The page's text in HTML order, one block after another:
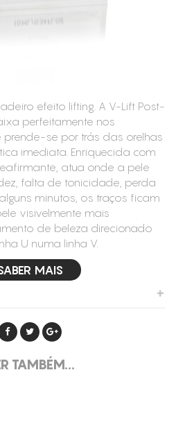
efeito lifting. A V-Lift Post-
perfeitamente nos
se por trás das orelhas
imediata. Enriquecida com
atua onde a pele
falta de tonicidade, perda
minutos, os traços ficam
visivelmente mais
de beleza direcionado
U numa linha V.
MAIS
TAMBÉM...